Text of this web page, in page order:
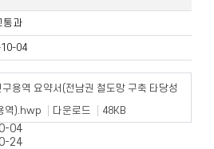
통과
04
구용역 요약서(전남권 철도망 구축 타당성
역).hwp
다운로드 48KB
04
24